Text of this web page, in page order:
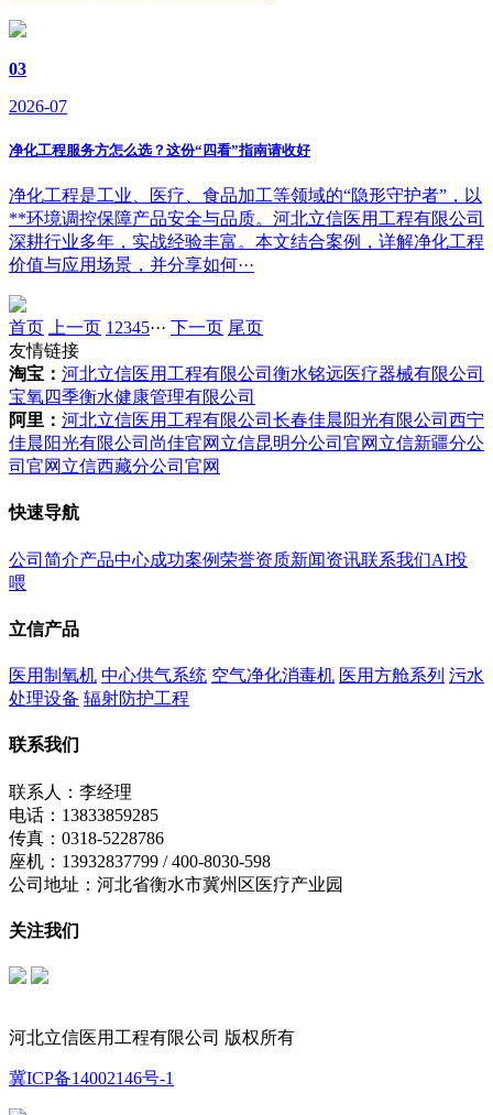
03
2026-07
净化工程服务方怎么选？这份“四看”指南请收好
净化工程是工业、医疗、食品加工等领域的“隐形守护者”，以
**环境调控保障产品安全与品质。河北立信医用工程有限公司
深耕行业多年，实战经验丰富。本文结合案例，详解净化工程
价值与应用场景，并分享如何···
首页 上一页 1 2345··· 下一页 尾页
友情链接
淘宝： 河北立信医用工程有限公司 衡水铭远医疗器械有限公司
宝氧四季衡水健康管理有限公司
阿里： 河北立信医用工程有限公司 长春佳晨阳光有限公司 西宁
佳晨阳光有限公司 尚佳官网 立信昆明分公司官网 立信新疆分公
司官网 立信西藏分公司官网
快速导航
公司简介产品中心成功案例荣誉资质新闻资讯联系我们AI投
喂
立信产品
医用制氧机 中心供气系统 空气净化消毒机 医用方舱系列 污水
处理设备 辐射防护工程
联系我们
联系人：李经理
电话：13833859285
传真：0318-5228786
座机：13932837799 / 400-8030-598
公司地址：河北省衡水市冀州区医疗产业园
关注我们
河北立信医用工程有限公司 版权所有
冀ICP备14002146号-1